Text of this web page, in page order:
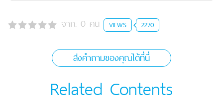
จาก: 0 คน VIEWS 2270
ส่งคำถามของคุณได้ที่นี่
Related Contents